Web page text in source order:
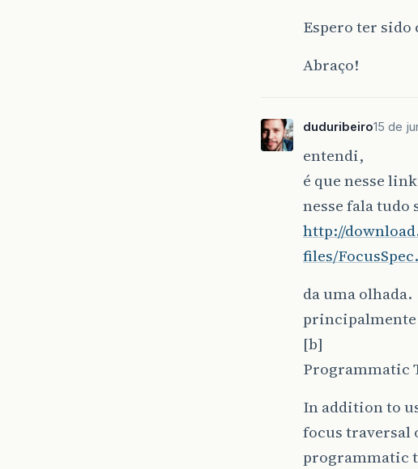
Espero ter sido
Abraço!
duduribeiro15 de
entendi,
é que nesse
nesse fala tudo
http://
files/
da uma olhada.
principalmente
[b]
Programmatic
In addition to
focus traversal
programmatic